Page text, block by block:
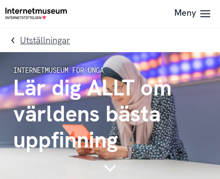
To
navigation
Till
innehållet
Till
Meny
Utställningar
Lär dig ALLT om
världens bästa
uppfinning
Continue